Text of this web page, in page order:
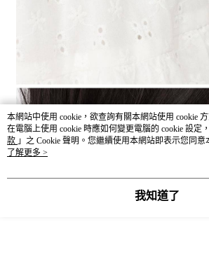
本網站中使用 cookie，欲查詢有關本網站使用 cookie
在電腦上使用 cookie 時應如何變更電腦的 cookie 設定
款 」之 Cookie 聲明。您繼續使用本網站即表示您同
之 Cookie 聲明使用 cookie。
了解更多 >
我知道了